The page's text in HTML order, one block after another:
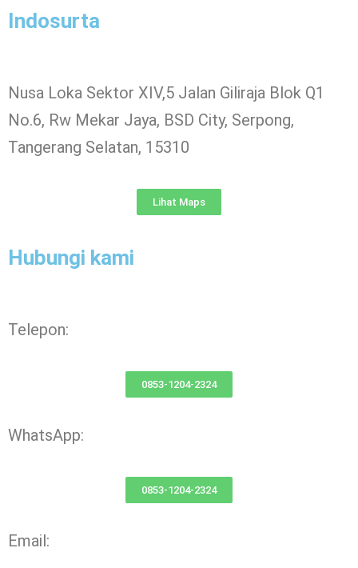
Indosurta
Nusa Loka Sektor XIV,5 Jalan Giliraja Blok Q1
No.6, Rw Mekar Jaya, BSD City, Serpong,
Tangerang Selatan, 15310
Lihat Maps
Hubungi kami
Telepon:
0853-1204-2324
WhatsApp:
0853-1204-2324
Email: